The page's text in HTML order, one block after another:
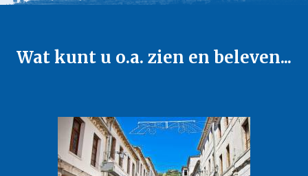
Wat kunt u o.a. zien en beleven...